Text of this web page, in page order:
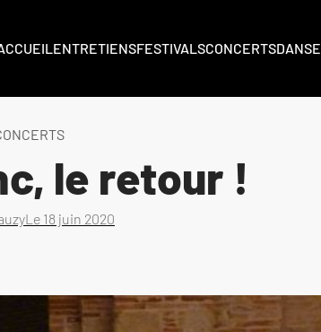
ENTRETIENSFESTIVALSCONCERTSDANSE
le retour !
Le 18 juin 2020